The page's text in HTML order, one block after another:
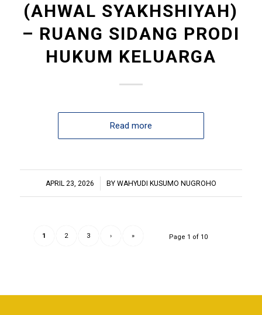
(AHWAL SYAKHSHIYAH)
– RUANG SIDANG PRODI
HUKUM KELUARGA
Read more
APRIL 23, 2026
/ BY WAHYUDI KUSUMO NUGROHO
Page 1 of 10
1 2 3 › »